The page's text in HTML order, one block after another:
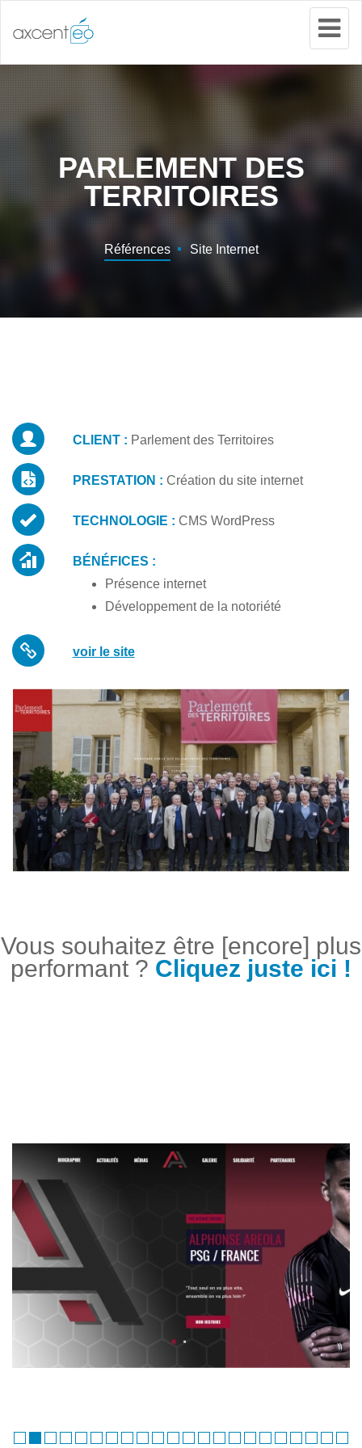
PARLEMENT DES
TERRITOIRES
Références Site Internet
CLIENT : Parlement des Territoires
PRESTATION : Création du site internet
TECHNOLOGIE : CMS WordPress
BÉNÉFICES :
Présence internet
Développement de la notoriété
voir le site
Vous souhaitez être [encore] plus
performant ? Cliquez juste ici !